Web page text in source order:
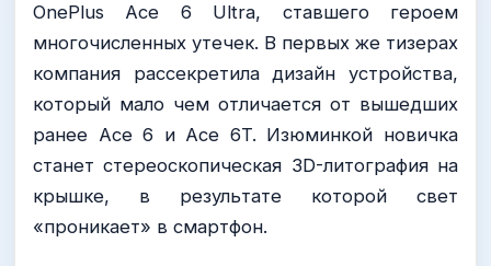
OnePlus Ace 6 Ultra, ставшего героем
многочисленных утечек. В первых же тизерах
компания рассекретила дизайн устройства,
который мало чем отличается от вышедших
ранее Ace 6 и Ace 6T. Изюминкой новичка
станет стереоскопическая 3D-литография на
крышке, в результате которой свет
«проникает» в смартфон.